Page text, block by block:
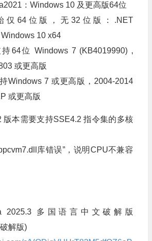
：Windows 10 及更高版64位
仅64位版，无32位版：.NET
10 x64
64位 Windows 7 (KB4019990) ,
或更高版
Windows 7 或更高版，2004-2014
或更高版
版本需要支持SSE4.2 指令集的多核
库错误”，说明CPU不兼容
2025.3 多国语言中文破解版
解版)